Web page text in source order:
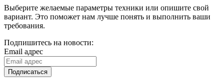
Выберите желаемые параметры техники или опишите свой
вариант. Это поможет нам лучше понять и выполнить ваши
требования.
Подпишитесь на новости:
Email адрес
Подписаться